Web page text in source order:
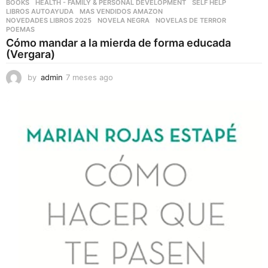
BOOKS ,HEALTH - FAMILY & PERSONAL DEVELOPMENT ,SELF HELP
LIBROS AUTOAYUDA
,MAS VENDIDOS AMAZON
NOVEDADES LIBROS 2025
,NOVELA NEGRA ,NOVELAS DE TERROR
POEMAS
Cómo mandar a la mierda de forma educada
(Vergara)
by admin 7 meses ago
s
a
o